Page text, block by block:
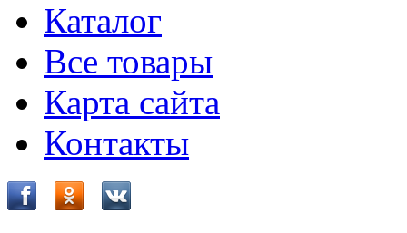
Каталог
Все товары
Карта сайта
Контакты